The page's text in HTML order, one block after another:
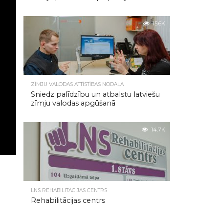
15.6K
ZĪMJU VALODAS ATTĪSTĪBAS NODAĻA
Sniedz palīdzību un atbalstu latviešu
zīmju valodas apgūšanā
14.7K
LNS REHABILITĀCIJAS CENTRS
Rehabilitācijas centrs